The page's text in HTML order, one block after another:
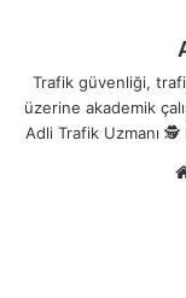
Trafik güvenliği,
üzerine akademik
Adli Trafik Uzmanı 🕵